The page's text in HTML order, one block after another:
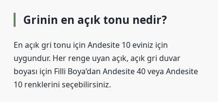
Grinin en açık tonu nedir?
En açık gri tonu için Andesite 10 eviniz için
uygundur. Her renge uyan açık, açık gri duvar
boyası için Filli Boya’dan Andesite 40 veya Andesite
10 renklerini seçebilirsiniz.